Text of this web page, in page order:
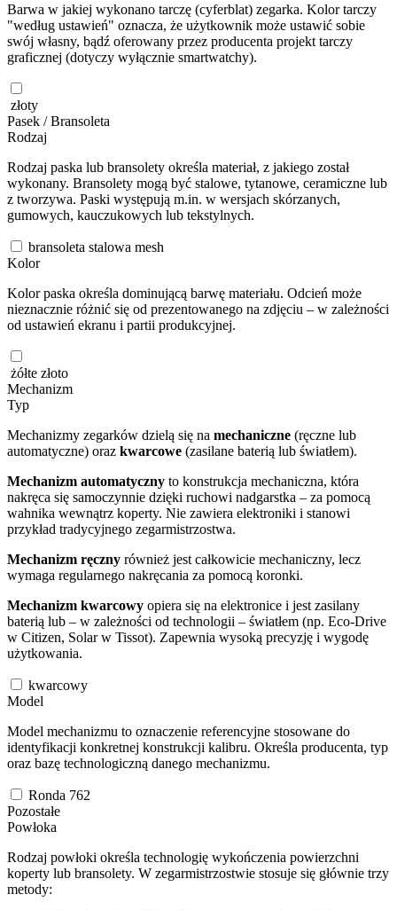
Barwa w jakiej wykonano tarczę (cyferblat) zegarka. Kolor tarczy
"według ustawień" oznacza, że użytkownik może ustawić sobie
swój własny, bądź oferowany przez producenta projekt tarczy
graficznej (dotyczy wyłącznie smartwatchy).
złoty
Pasek / Bransoleta
Rodzaj
Rodzaj paska lub bransolety określa materiał, z jakiego został
wykonany. Bransolety mogą być stalowe, tytanowe, ceramiczne lub
z tworzywa. Paski występują m.in. w wersjach skórzanych,
gumowych, kauczukowych lub tekstylnych.
bransoleta stalowa mesh
Kolor
Kolor paska określa dominującą barwę materiału. Odcień może
nieznacznie różnić się od prezentowanego na zdjęciu – w zależności
od ustawień ekranu i partii produkcyjnej.
żółte złoto
Mechanizm
Typ
Mechanizmy zegarków dzielą się na mechaniczne (ręczne lub
automatyczne) oraz kwarcowe (zasilane baterią lub światłem).
Mechanizm automatyczny to konstrukcja mechaniczna, która
nakręca się samoczynnie dzięki ruchowi nadgarstka – za pomocą
wahnika wewnątrz koperty. Nie zawiera elektroniki i stanowi
przykład tradycyjnego zegarmistrzostwa.
Mechanizm ręczny również jest całkowicie mechaniczny, lecz
wymaga regularnego nakręcania za pomocą koronki.
Mechanizm kwarcowy opiera się na elektronice i jest zasilany
baterią lub – w zależności od technologii – światłem (np. Eco-Drive
w Citizen, Solar w Tissot). Zapewnia wysoką precyzję i wygodę
użytkowania.
kwarcowy
Model
Model mechanizmu to oznaczenie referencyjne stosowane do
identyfikacji konkretnej konstrukcji kalibru. Określa producenta, typ
oraz bazę technologiczną danego mechanizmu.
Ronda 762
Pozostałe
Powłoka
Rodzaj powłoki określa technologię wykończenia powierzchni
koperty lub bransolety. W zegarmistrzostwie stosuje się głównie trzy
metody: